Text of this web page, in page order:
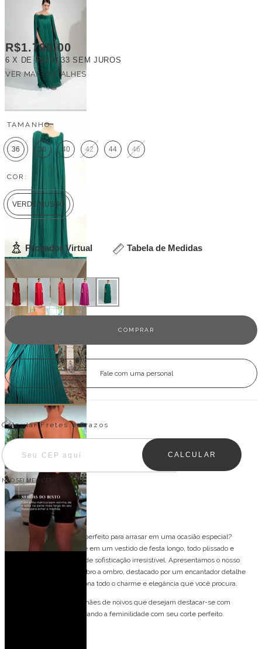
R$1.790,00
6 X DER$298,33 SEM JUROS
VER MAIS DETALHES
TAMANHO:
36 38 40 42 44 46
COR:
VERDE MUSGO
Provador Virtual Tabela de Medidas
Veja outras opções
Fale com uma personal
Entregas para o CEP:
Calcular Fretes e Prazos
CALCULAR
NÃO SEI MEU CEP
Descrição
O Vestido de festa longo, perfeito para arrasar em uma ocasião especial?
Imagine-se deslumbrante em um vestido de festa longo, todo plissado e
elegante, com um toque de sofisticação irresistível. Apresentamos o nosso
deslumbrante vestido ombro a ombro, destacado por um encantador detalhe
floral no ombro, que adiciona todo o charme e elegância que você procura.
Este vestido é ideal para mães de noivos que desejam destacar-se com
elegância e glamour, realçando a feminilidade com seu corte perfeito.